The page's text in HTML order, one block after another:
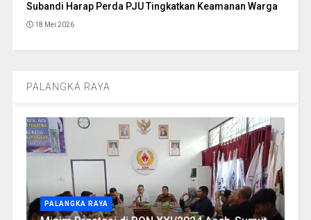
Subandi Harap Perda PJU Tingkatkan Keamanan Warga
18 Mei 2026
PALANGKA RAYA
PALANGKA RAYA